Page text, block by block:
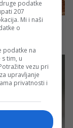
podatke
207
Mi i naši
o
podatke na
tim, u
vezu pri
upravljanje
privatnosti i